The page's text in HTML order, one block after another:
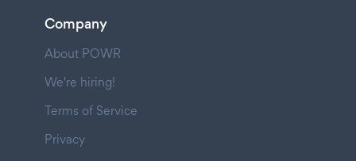
Company
About POWR
We're hiring!
Terms of Service
Privacy